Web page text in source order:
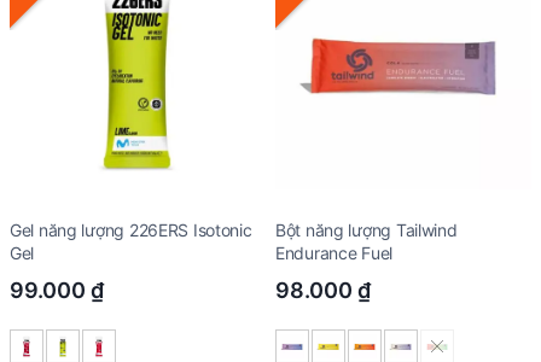
Gel năng lượng 226ERS Isotonic
Gel
99.000 ₫
Bột năng lượng Tailwind
Endurance Fuel
98.000 ₫